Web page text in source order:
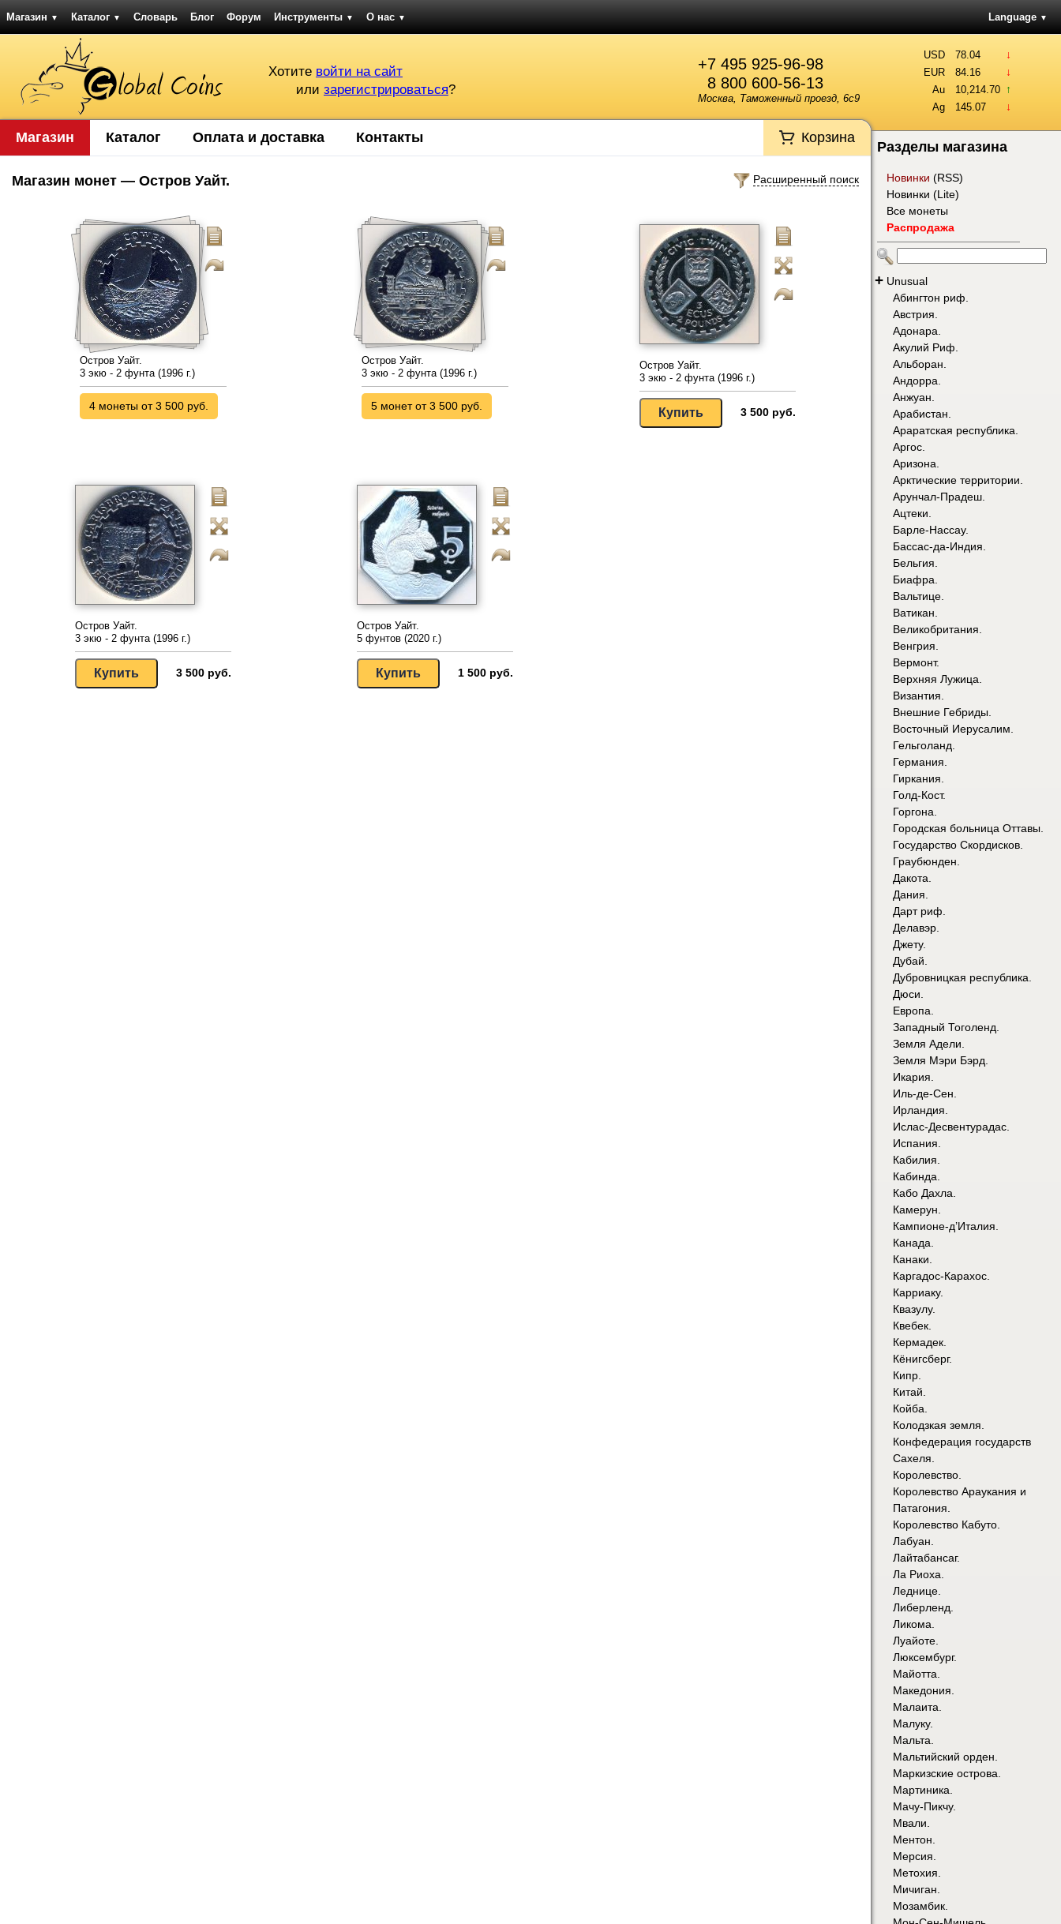
Магазин ▼ Каталог ▼ Словарь Блог Форум Инструменты ▼ О нас ▼ Language ▼
+7 495 925-96-98
8 800 600-56-13
Москва, Таможенный проезд, 6с9
Хотите войти на сайт
или зарегистрироваться?
USD 78.04 ↓
EUR 84.16 ↓
Au 10,214.70 ↑
Ag 145.07 ↓
Магазин Каталог Оплата и доставка Контакты Корзина
Расширенный поиск
Магазин монет — Остров Уайт.
Остров Уайт.
3 экю - 2 фунта (1996 г.)
4 монеты от 3 500 руб.
Остров Уайт.
3 экю - 2 фунта (1996 г.)
5 монет от 3 500 руб.
Остров Уайт.
3 экю - 2 фунта (1996 г.)
3 500 руб.
Остров Уайт.
3 экю - 2 фунта (1996 г.)
3 500 руб.
Остров Уайт.
5 фунтов (2020 г.)
1 500 руб.
Разделы магазина
Новинки (RSS)
Новинки (Lite)
Все монеты
Распродажа
+ Unusual
Абингтон риф.
Австрия.
Адонара.
Акулий Риф.
Альборан.
Андорра.
Анжуан.
Арабистан.
Араратская республика.
Аргос.
Аризона.
Арктические территории.
Арунчал-Прадеш.
Ацтеки.
Барле-Нассау.
Бассас-да-Индия.
Бельгия.
Биафра.
Вальтице.
Ватикан.
Великобритания.
Венгрия.
Вермонт.
Верхняя Лужица.
Византия.
Внешние Гебриды.
Восточный Иерусалим.
Гельголанд.
Германия.
Гиркания.
Голд-Кост.
Горгона.
Городская больница Оттавы.
Государство Скордисков.
Граубюнден.
Дакота.
Дания.
Дарт риф.
Делавэр.
Джету.
Дубай.
Дубровницкая республика.
Дюси.
Европа.
Западный Тоголенд.
Земля Адели.
Земля Мэри Бэрд.
Икария.
Иль-де-Сен.
Ирландия.
Ислас-Десвентурадас.
Испания.
Кабилия.
Кабинда.
Кабо Дахла.
Камерун.
Кампионе-д’Италия.
Канада.
Канаки.
Каргадос-Карахос.
Карриаку.
Квазулу.
Квебек.
Кермадек.
Кёнигсберг.
Кипр.
Китай.
Койба.
Колодзкая земля.
Конфедерация государств
Сахеля.
Королевство.
Королевство Араукания и
Патагония.
Королевство Кабуто.
Лабуан.
Лайтабансаг.
Ла Риоха.
Леднице.
Либерленд.
Ликома.
Луайоте.
Люксембург.
Майотта.
Македония.
Малаита.
Малуку.
Мальта.
Мальтийский орден.
Маркизские острова.
Мартиника.
Мачу-Пикчу.
Мвали.
Ментон.
Мерсия.
Метохия.
Мичиган.
Мозамбик.